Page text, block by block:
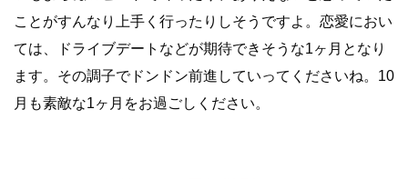
ことがすんなり上手く行ったりしそうですよ。恋愛におい
ては、ドライブデートなどが期待できそうな1ヶ月となり
ます。その調子でドンドン前進していってくださいね。10
月も素敵な1ヶ月をお過ごしください。